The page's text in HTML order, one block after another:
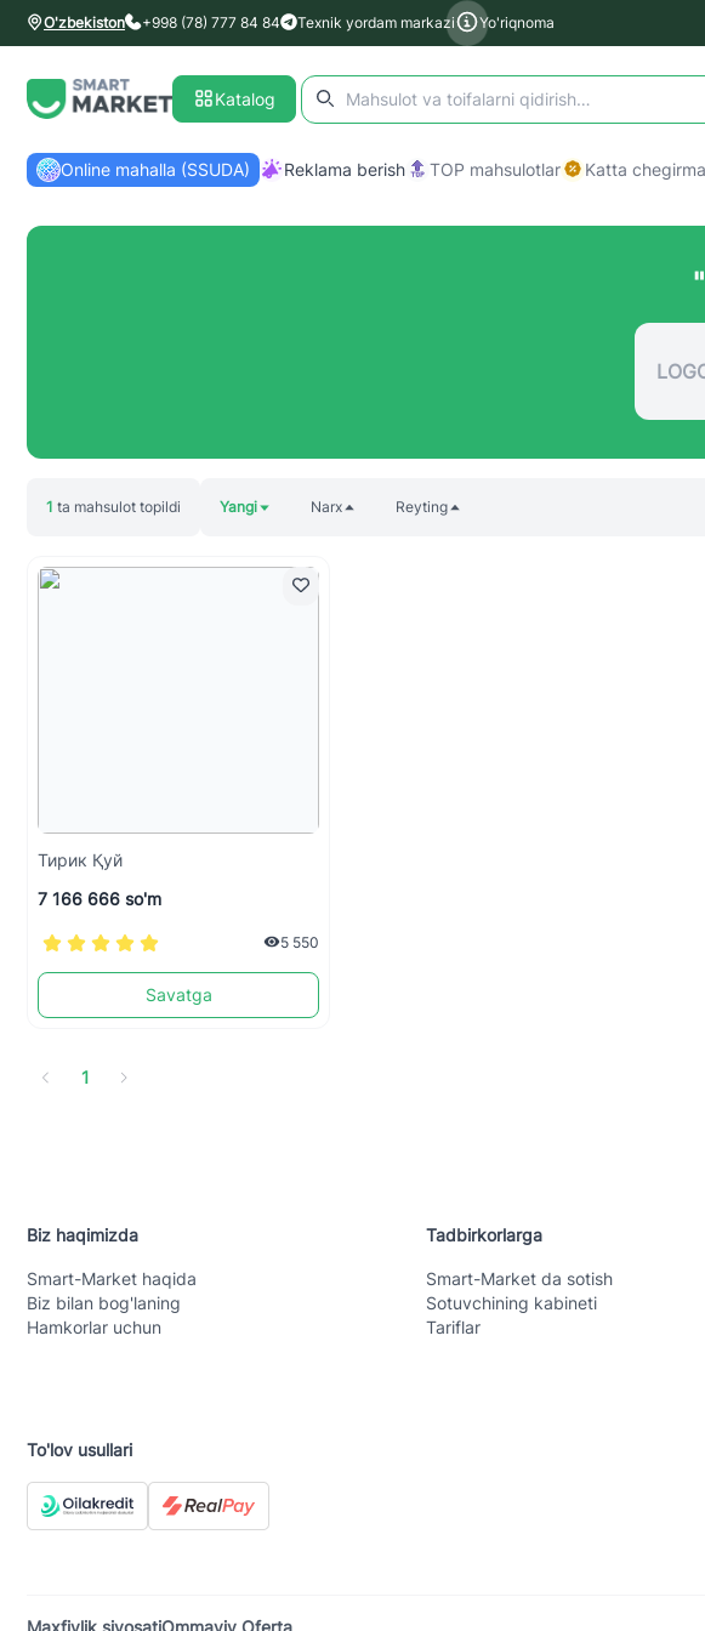
O'zbekiston +998 (78) 777 84 84 Texnik yordam markazi Yo'riqnoma
Katalog
Online mahalla (SSUDA) Reklama berish TOP mahsulotlar Katta
1 ta mahsulot topildi Yangi Narx Reyting
Тирик Қуй
7 166 666 so'm
5 550
Savatga
1
Biz haqimizda
Smart-Mаrket haqida
Biz bilan bog'laning
Hamkorlar uchun
Tadbirkorlarga
Smart-Mаrket da sotish
Sotuvchining kabineti
Tariflar
To'lov usullari
Maxfiylik siyosatiOmmaviy Oferta